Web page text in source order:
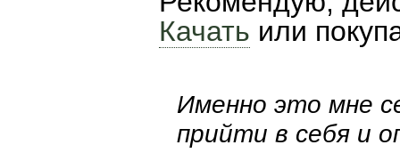
Качать или
Именно это мне
прийти в себя и